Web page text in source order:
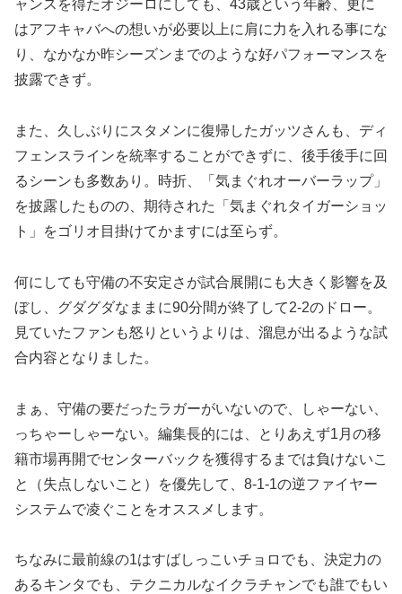
ャンスを得たオジーロにしても、43歳という年齢、更に
はアフキャバへの想いが必要以上に肩に力を入れる事にな
り、なかなか昨シーズンまでのような好パフォーマンスを
披露できず。
また、久しぶりにスタメンに復帰したガッツさんも、ディ
フェンスラインを統率することができずに、後手後手に回
るシーンも多数あり。時折、「気まぐれオーバーラップ」
を披露したものの、期待された「気まぐれタイガーショッ
ト」をゴリオ目掛けてかますには至らず。
何にしても守備の不安定さが試合展開にも大きく影響を及
ぼし、グダグダなままに90分間が終了して2-2のドロー。
見ていたファンも怒りというよりは、溜息が出るような試
合内容となりました。
まぁ、守備の要だったラガーがいないので、しゃーない、
っちゃーしゃーない。編集長的には、とりあえず1月の移
籍市場再開でセンターバックを獲得するまでは負けないこ
と（失点しないこと）を優先して、8-1-1の逆ファイヤー
システムで凌ぐことをオススメします。
ちなみに最前線の1はすばしっこいチョロでも、決定力の
あるキンタでも、テクニカルなイクラチャンでも誰でもい